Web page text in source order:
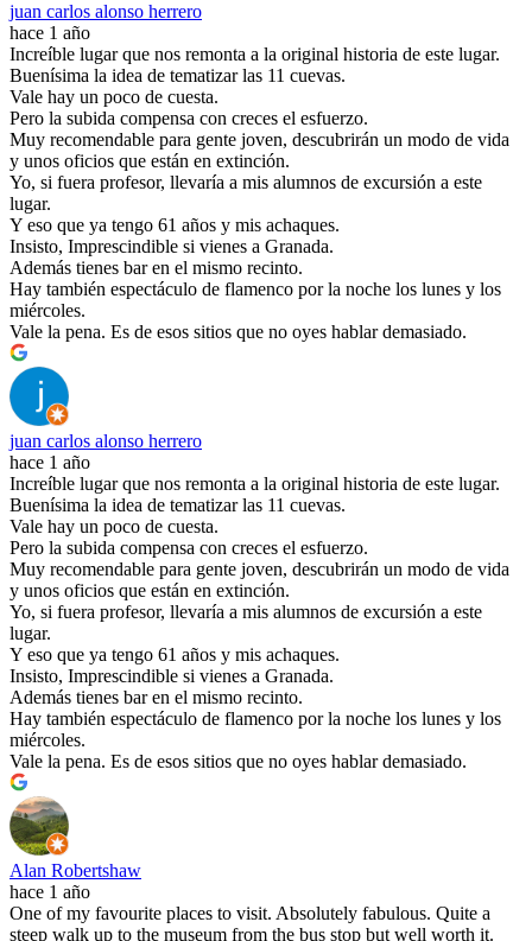
juan carlos alonso herrero
hace 1 año
Increíble lugar que nos remonta a la original historia de este lugar.
Buenísima la idea de tematizar las 11 cuevas.
Vale hay un poco de cuesta.
Pero la subida compensa con creces el esfuerzo.
Muy recomendable para gente joven, descubrirán un modo de vida
y unos oficios que están en extinción.
Yo, si fuera profesor, llevaría a mis alumnos de excursión a este
lugar.
Y eso que ya tengo 61 años y mis achaques.
Insisto, Imprescindible si vienes a Granada.
Además tienes bar en el mismo recinto.
Hay también espectáculo de flamenco por la noche los lunes y los
miércoles.
Vale la pena. Es de esos sitios que no oyes hablar demasiado.
juan carlos alonso herrero
hace 1 año
Increíble lugar que nos remonta a la original historia de este lugar.
Buenísima la idea de tematizar las 11 cuevas.
Vale hay un poco de cuesta.
Pero la subida compensa con creces el esfuerzo.
Muy recomendable para gente joven, descubrirán un modo de vida
y unos oficios que están en extinción.
Yo, si fuera profesor, llevaría a mis alumnos de excursión a este
lugar.
Y eso que ya tengo 61 años y mis achaques.
Insisto, Imprescindible si vienes a Granada.
Además tienes bar en el mismo recinto.
Hay también espectáculo de flamenco por la noche los lunes y los
miércoles.
Vale la pena. Es de esos sitios que no oyes hablar demasiado.
Alan Robertshaw
hace 1 año
One of my favourite places to visit. Absolutely fabulous. Quite a
steep walk up to the museum from the bus stop but well worth it.